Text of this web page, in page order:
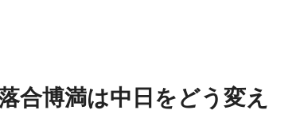
合博満は中日をどう変え